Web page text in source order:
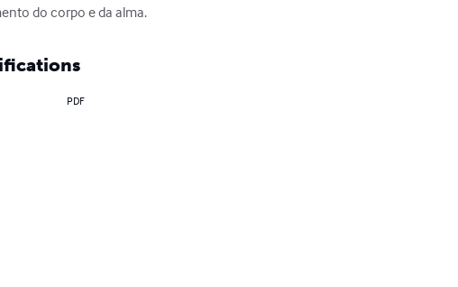
do corpo e da alma.
PDF